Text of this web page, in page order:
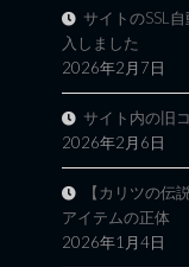
サイトのSSL
入しました
2026年2月7日
サイト内の旧
2026年2月6日
【カリツの伝
アイテムの正体
2026年1月4日